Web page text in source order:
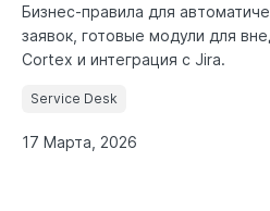
Бизнес-правила для
заявок, готовые модули для
Cortex и интеграция с Jira.
Service Desk
17 Марта, 2026